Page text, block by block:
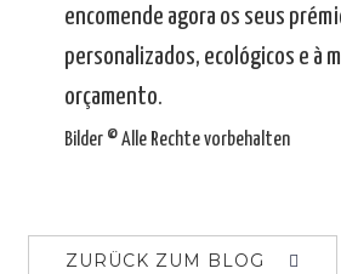
encomende agora os seus
personalizados, ecológicos e à
orçamento.
Bilder © Alle Rechte vorbehalten
ZURÜCK ZUM BLOG